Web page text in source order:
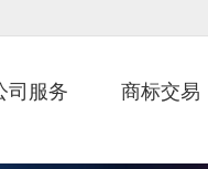
商标交易
司服务